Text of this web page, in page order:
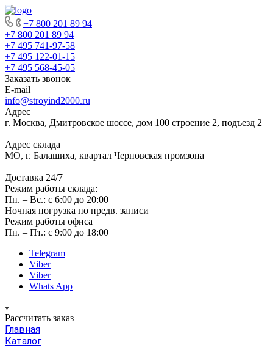
+7 800 201 89 94
+7 800 201 89 94
+7 495 741-97-58
+7 495 122-01-15
+7 495 568-45-05
Заказать звонок
E-mail
info@stroyind2000.ru
Адрес
г. Москва, Дмитровское шоссе, дом 100 строение 2, подъезд 2
Адрес склада
МО, г. Балашиха, квартал Черновская промзона
Доставка 24/7
Режим работы склада:
Пн. – Вс.: с 6:00 до 20:00
Ночная погрузка по предв. записи
Режим работы офиса
Пн. – Пт.: с 9:00 до 18:00
Telegram
Viber
Viber
Whats App
Рассчитать заказ
Главная
Каталог